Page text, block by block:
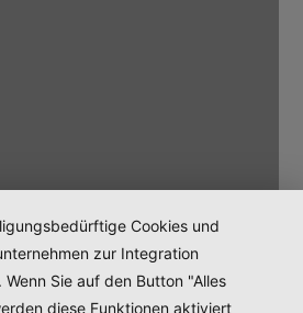
Cookies und
zur Integration
Sie auf den Button "Alles
diese Funktionen aktiviert